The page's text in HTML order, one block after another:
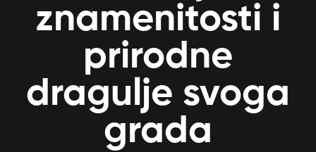
znamenitosti i
prirodne
dragulje svoga
grada